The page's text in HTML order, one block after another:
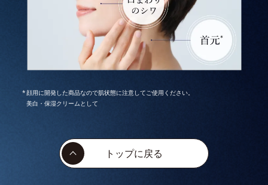
顔用に開発した商品なので肌状態に注意してご使用ください。
美白・保湿クリームとして
トップに戻る